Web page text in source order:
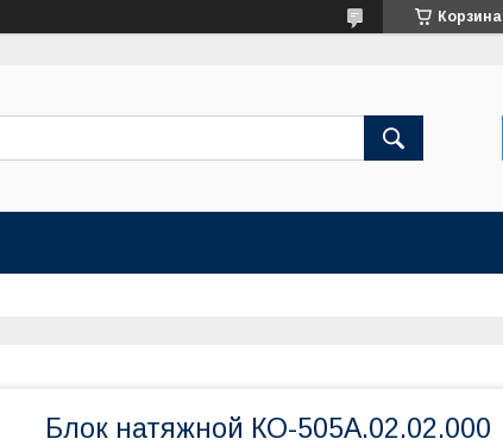
Корзина
Блок натяжной КО-505А.02.02.000